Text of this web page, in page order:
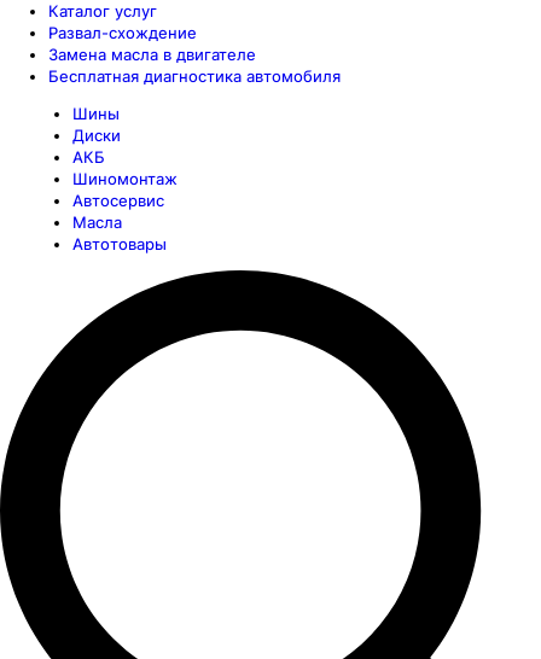
Каталог услуг
Развал-схождение
Замена масла в двигателе
Бесплатная диагностика автомобиля
Шины
Диски
АКБ
Шиномонтаж
Автосервис
Масла
Автотовары